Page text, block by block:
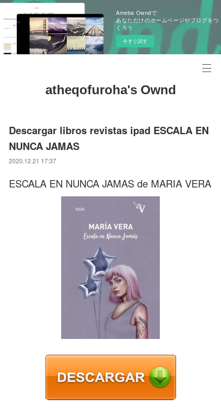
Ameba Owndで
あなただけのホームページやブログをつ
くろう
今すぐ試す
atheqofuroha's Ownd
Descargar libros revistas ipad ESCALA EN
NUNCA JAMAS
2020.12.21 17:37
ESCALA EN NUNCA JAMAS de MARIA VERA